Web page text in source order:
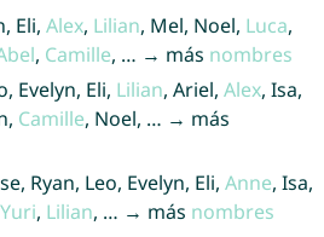
Eli, Alex, Lilian, Mel, Noel, Luca,
, Camille, … → más nombres
Evelyn, Eli, Lilian, Ariel, Alex, Isa,
Camille, Noel, … → más
Ryan, Leo, Evelyn, Eli, Anne, Isa,
Yuri, Lilian, … → más nombres